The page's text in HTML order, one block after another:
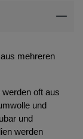
mehreren
werden oft aus
und
und
werden